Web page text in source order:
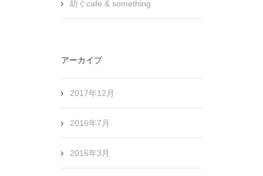
紡ぐcafe & something
アーカイブ
2017年12月
2016年7月
2016年3月